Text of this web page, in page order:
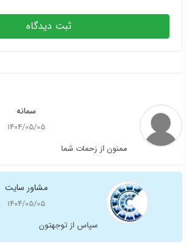
ثبت دیدگاه
سمانه
1404/05/05
ممنون از زحمات شما
مشاور سایت
1404/05/05
سپاس از توجهتون